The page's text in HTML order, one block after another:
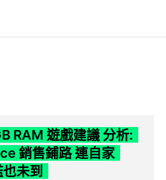
RAM 遊戲建議 分析:
銷售鋪路 連自家
未到